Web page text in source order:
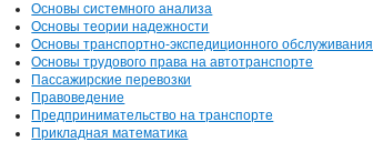
Основы системного анализа
Основы теории надежности
Основы транспортно-экспедиционного обслуживания
Основы трудового права на автотранспорте
Пассажирские перевозки
Правоведение
Предпринимательство на транспорте
Прикладная математика